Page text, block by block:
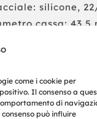
come i cookie per
Il consenso a
di
può influire
silicone,
cassa: 43,5